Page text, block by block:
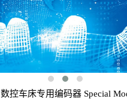
数控车床专用编码器 Special